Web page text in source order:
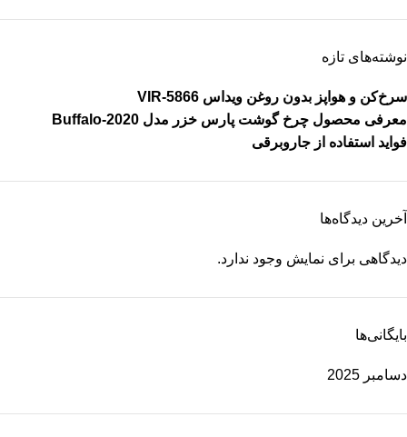
نوشته‌های تازه
سرخ‌کن و هواپز بدون روغن ویداس VIR-5866
معرفی محصول چرخ گوشت پارس خزر مدل Buffalo-2020
فواید استفاده از جاروبرقی
آخرین دیدگاه‌ها
دیدگاهی برای نمایش وجود ندارد.
بایگانی‌ها
دسامبر 2025